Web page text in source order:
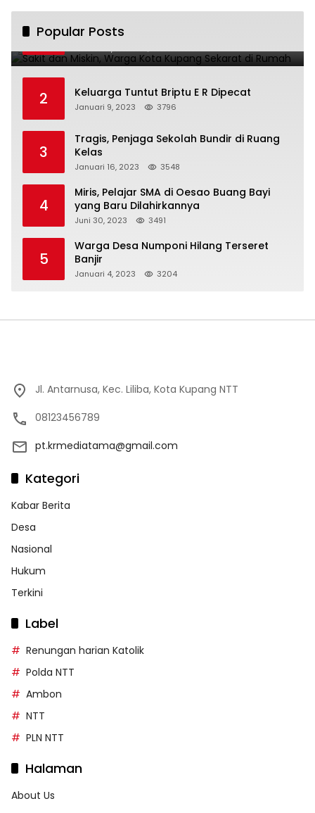
Popular Posts
1
Sekarat di Rumah
2 Keluarga Tuntut Briptu E R Dipecat
Januari 9, 2023 3796
3
Tragis, Penjaga Sekolah Bundir di Ruang
Kelas
Januari 16, 2023 3548
4
Miris, Pelajar SMA di Oesao Buang Bayi
yang Baru Dilahirkannya
Juni 30, 2023 3491
5
Warga Desa Numponi Hilang Terseret
Banjir
Januari 4, 2023 3204
Jl. Antarnusa, Kec. Liliba, Kota Kupang NTT
08123456789
pt.krmediatama@gmail.com
Kategori
Kabar Berita
Desa
Nasional
Hukum
Terkini
Label
Renungan harian Katolik
Polda NTT
Ambon
NTT
PLN NTT
Halaman
About Us